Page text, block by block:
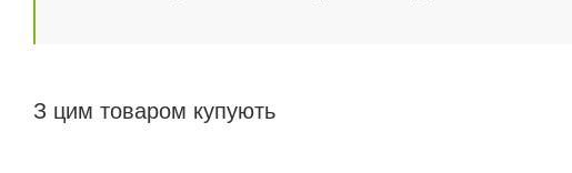
З цим товаром купують